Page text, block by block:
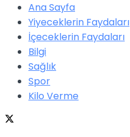
Ana Sayfa
Yiyeceklerin Faydaları
İçeceklerin Faydaları
Bilgi
Sağlık
Spor
Kilo Verme